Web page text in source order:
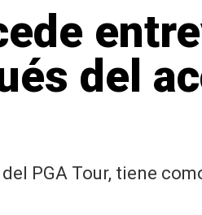
del
PGA Tour, tiene